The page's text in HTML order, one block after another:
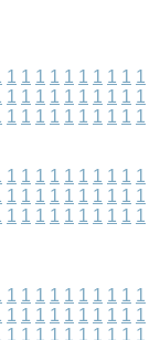
1 1 1 1 1 1 1 1 1 1
1 1 1 1 1 1 1 1 1 1
1 1 1 1 1 1 1 1 1 1
1 1 1 1 1 1 1 1 1 1
1 1 1 1 1 1 1 1 1 1
1 1 1 1 1 1 1 1 1 1
1 1 1 1 1 1 1 1 1 1
1 1 1 1 1 1 1 1 1 1
1 1 1 1 1 1 1 1 1 1